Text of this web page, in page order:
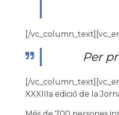
[/
Per
[/
XXXIIIa edició de la